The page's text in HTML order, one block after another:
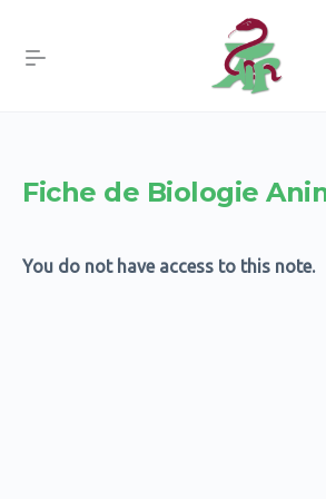
Fiche de Biologie
You do not have access to this note.